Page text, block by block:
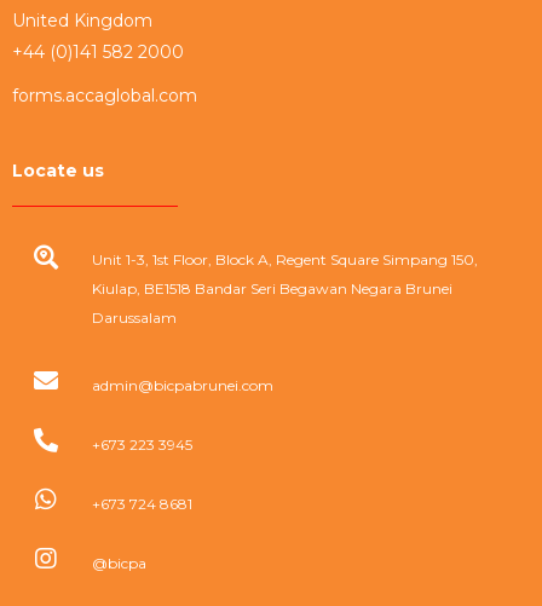
United Kingdom
+44 (0)141 582 2000
forms.accaglobal.com
Locate us
Unit 1-3, 1st Floor, Block A, Regent Square Simpang 150,
Kiulap, BE1518 Bandar Seri Begawan Negara Brunei
Darussalam
admin@bicpabrunei.com
+673 223 3945
+673 724 8681
@bicpa